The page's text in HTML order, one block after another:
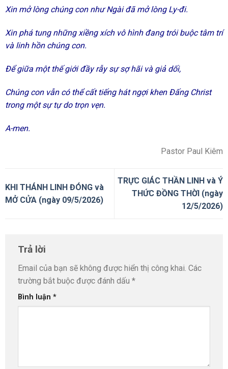
Xin mở lòng chúng con như Ngài đã mở lòng Ly-đi.
Xin phá tung những xiềng xích vô hình đang trói buộc tâm trí
và linh hồn chúng con.
Để giữa một thế giới đầy rẫy sự sợ hãi và giả dối,
Chúng con vẫn có thể cất tiếng hát ngợi khen Đấng Christ
trong một sự tự do trọn vẹn.
A-men.
Pastor Paul Kiêm
KHI THÁNH LINH ĐÓNG và
MỞ CỬA (ngày 09/5/2026)
TRỰC GIÁC THẦN LINH và Ý
THỨC ĐỒNG THỜI (ngày
12/5/2026)
Trả lời
Email của bạn sẽ không được hiển thị công khai. Các
trường bắt buộc được đánh dấu *
Bình luận *